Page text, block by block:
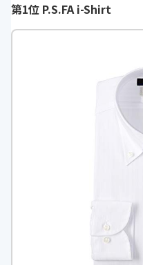
第1位 P.S.FA i-Shirt